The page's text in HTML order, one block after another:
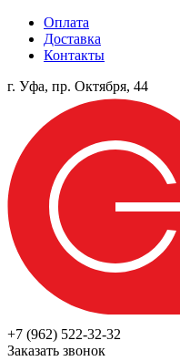
Оплата
Доставка
Контакты
г. Уфа, пр. Октября, 44
+7 (962) 522-32-32
Заказать звонок